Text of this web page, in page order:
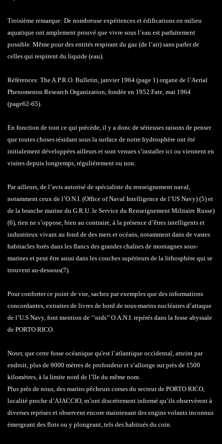
Troisième remarque: De nombreuse expériences et édifications en milieu
aquatique ont amplement prouvé que vivre sous l’eau est parfaitement
possible. Même pour des entités respirant du gaz (de l’air) sans parler de
celles qui respirent du liquide (eau).
Références: The A.P.R.O. Bulletin, janvier 1964 (page 1) organe de l’Aerial
Phenomenon Research Organization, fondée en 1952.Fate, mai 1964
(page62-65).
En fonction de tout ce qui précède, il y a donc de sérieuses raisons de penser
que toutes choses résidant sous la surface de notre hydrosphère ont été
initialement développées ailleurs et sont venues s’installer ici ou viennent en
visites depuis longtemps, régulièrement ou non.
Par ailleurs, de l’avis autorisé de spécialiste du renseignement naval,
notamment ceux de l’O.N.I. (Office of Naval Intelligence de l’US Navy) (5) et
de la branche marine du G.R.U. le Service du Renseignement Militaire Russe)
(6), rien ne s’oppose, bien au contraire, à la présence d’êtres intelligents et
industrieux vivant au fond de des mers et océans, notamment dans de vastes
habitacles forés dans les flancs des grandes chaînes de montagnes sous-
marines et peut être aussi dans les couches supérieurs de la lithosphère qui se
trouvent au-dessous(7).
Pour conforter ce point de vue, sachez par exemples que des informations
concordantes, extraites de livres de bord de sous-marins nucléaires d’attaque
de l’U.S Navy, font mention de ‘’nids’’ O.A.N.I. repérés dans la fosse abyssale
de PORTO RICO.
Noter, que cette fosse océanique qu'est l’atlantique occidental, atteint par
endroit, plus de 9000 mètres de profondeur et s’allonge sur près de 1500
kilomètres, à la limite nord de l’île du même nom.
Plus près de nous, des marins pêcheurs corses du secteur de PORTO RICO,
localité proche d’AJACCIO, m’ont discrètement informé qu’ils observèrent à
diverses reprises et observent encore maintenant des engins volants inconnus
émergeant des flots ou y plongeant, tels des habitués du coin.